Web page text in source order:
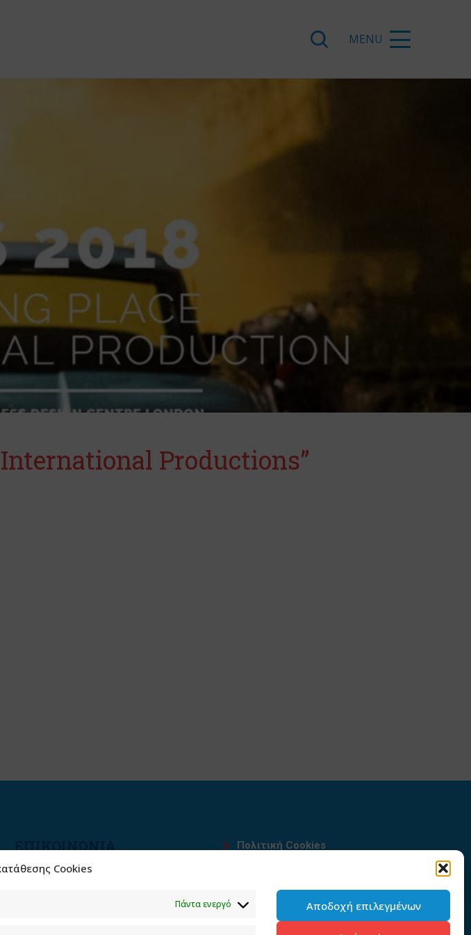
Cookies
Πάντα ενεργό Αποδοχή επιλεγμένων
Productions”
ΕΠΙΚΟΙΝΩΝΙΑ
Φραγκούδη 11 & Αλεξάνδρου
Πολιτική Cookies
Πολιτική προστασίας
προσωπικών δεδομένων του
παρόντος ιστότοπου